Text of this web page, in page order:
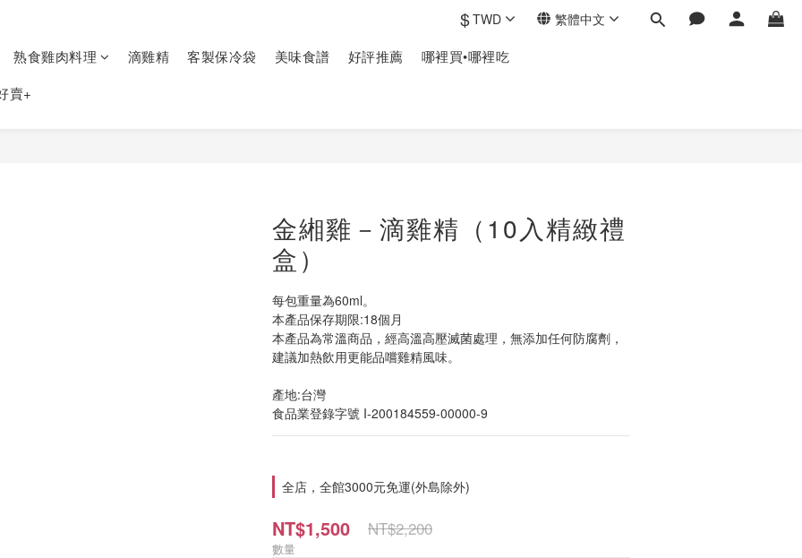
$TWD 繁體中文
熟食雞肉料理 滴雞精 客製保冷袋 美味食譜 好評推薦
哪裡買•哪裡吃
賣+
金緗雞－滴雞精（10入精緻禮
盒）
每包重量為60ml。
本產品保存期限:18個月
本產品為常溫商品，經高溫高壓滅菌處理，無添加任何防腐劑，
建議加熱飲用更能品嚐雞精風味。
產地:台灣
食品業登錄字號 I-200184559-00000-9
全店，全館3000元免運(外島除外)
NT$1,500 NT$2,200
數量